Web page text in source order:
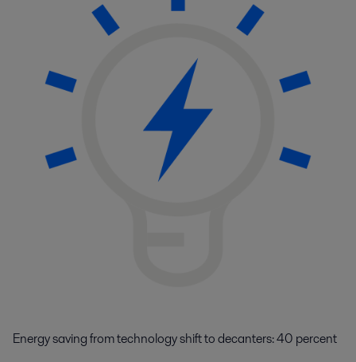
Energy saving from technology shift to decanters: 40 percent